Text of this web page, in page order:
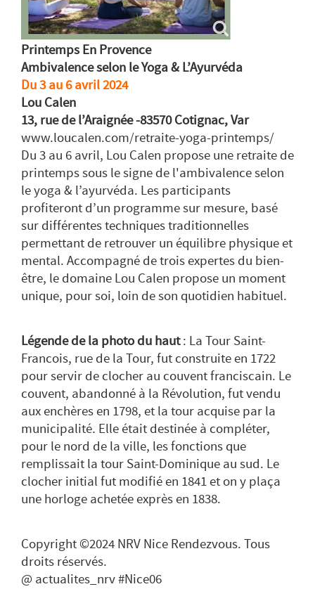
Printemps En Provence
Ambivalence selon le Yoga & L’Ayurvéda
Du 3 au 6 avril 2024
Lou Calen
13, rue de l’Araignée -83570 Cotignac, Var
www.loucalen.com/retraite-yoga-printemps/
Du 3 au 6 avril, Lou Calen propose une retraite de
printemps sous le signe de l'ambivalence selon
le yoga & l’ayurvéda. Les participants
profiteront d’un programme sur mesure, basé
sur différentes techniques traditionnelles
permettant de retrouver un équilibre physique et
mental. Accompagné de trois expertes du bien-
être, le domaine Lou Calen propose un moment
unique, pour soi, loin de son quotidien habituel.
Légende de la photo du haut: La Tour Saint-
Francois, rue de la Tour, fut construite en 1722
pour servir de clocher au couvent franciscain. Le
couvent, abandonné à la Révolution, fut vendu
aux enchères en 1798, et la tour acquise par la
municipalité. Elle était destinée à compléter,
pour le nord de la ville, les fonctions que
remplissait la tour Saint-Dominique au sud. Le
clocher initial fut modifié en 1841 et on y plaça
une horloge achetée exprès en 1838.
Copyright ©2024 NRV Nice Rendezvous. Tous
droits réservés.
@ actualites_nrv #Nice06